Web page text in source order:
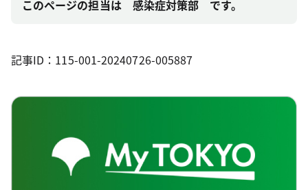
このページの担当は 感染症対策部 です。
記事ID：115-001-20240726-005887